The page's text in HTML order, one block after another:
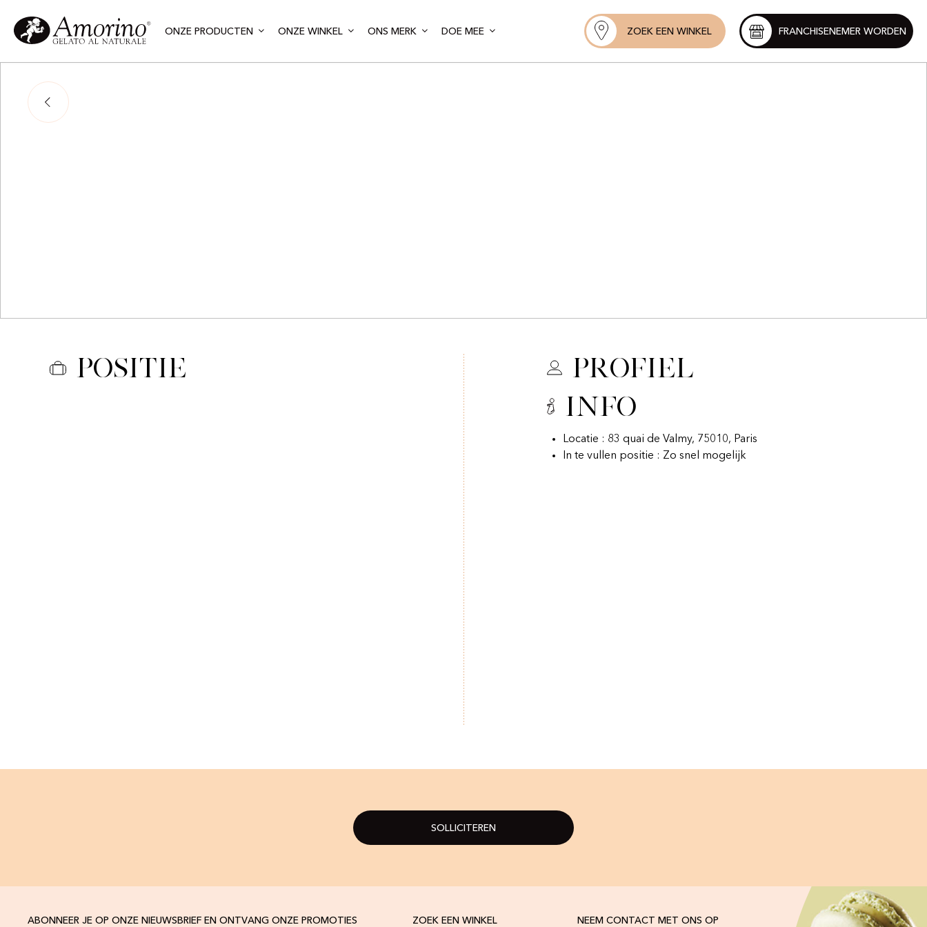
ONZE PRODUCTEN ONZE WINKEL ONS MERK DOE MEE ZOEK EEN WINKEL FRANCHISENEMER WORDEN
Positie
Profiel
Info
Locatie : 83 quai de Valmy, 75010, Paris
In te vullen positie : Zo snel mogelijk
SOLLICITEREN
ABONNEER JE OP ONZE NIEUWSBRIEF EN ONTVANG ONZE PROMOTIES ZOEK EEN WINKEL NEEM CONTACT MET ONS OP